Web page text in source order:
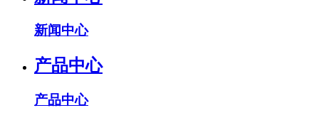
新闻中心
产品中心
产品中心